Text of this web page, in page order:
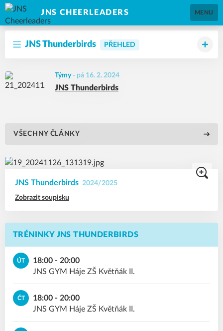
JNS CHEERLEADERS MENU
JNS Thunderbirds PŘEHLED
Týmy- pá 16. 2. 2024
JNS Thunderbirds
VŠECHNY ČLÁNKY
JNS Thunderbirds 2024/2025
Zobrazit soupisku
TRÉNINKY JNS THUNDERBIRDS
ÚT
18:00 - 20:00
JNS GYM Háje ZŠ Květňák II.
ČT
18:00 - 20:00
JNS GYM Háje ZŠ Květňák II.